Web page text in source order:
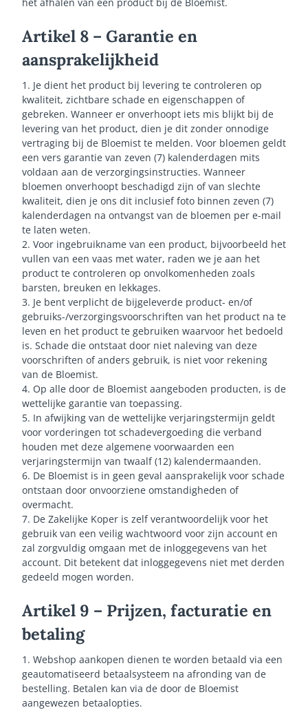
Artikel 8 – Garantie en
aansprakelijkheid
1. Je dient het product bij levering te controleren op
kwaliteit, zichtbare schade en eigenschappen of
gebreken. Wanneer er onverhoopt iets mis blijkt bij de
levering van het product, dien je dit zonder onnodige
vertraging bij de Bloemist te melden. Voor bloemen geldt
een vers garantie van zeven (7) kalenderdagen mits
voldaan aan de verzorgingsinstructies. Wanneer
bloemen onverhoopt beschadigd zijn of van slechte
kwaliteit, dien je ons dit inclusief foto binnen zeven (7)
kalenderdagen na ontvangst van de bloemen per e-mail
te laten weten.
2. Voor ingebruikname van een product, bijvoorbeeld het
vullen van een vaas met water, raden we je aan het
product te controleren op onvolkomenheden zoals
barsten, breuken en lekkages.
3. Je bent verplicht de bijgeleverde product- en/of
gebruiks-/verzorgingsvoorschriften van het product na te
leven en het product te gebruiken waarvoor het bedoeld
is. Schade die ontstaat door niet naleving van deze
voorschriften of anders gebruik, is niet voor rekening
van de Bloemist.
4. Op alle door de Bloemist aangeboden producten, is de
wettelijke garantie van toepassing.
5. In afwijking van de wettelijke verjaringstermijn geldt
voor vorderingen tot schadevergoeding die verband
houden met deze algemene voorwaarden een
verjaringstermijn van twaalf (12) kalendermaanden.
6. De Bloemist is in geen geval aansprakelijk voor schade
ontstaan door onvoorziene omstandigheden of
overmacht.
7. De Zakelijke Koper is zelf verantwoordelijk voor het
gebruik van een veilig wachtwoord voor zijn account en
zal zorgvuldig omgaan met de inloggegevens van het
account. Dit betekent dat inloggegevens niet met derden
gedeeld mogen worden.
Artikel 9 – Prijzen, facturatie en
betaling
1. Webshop aankopen dienen te worden betaald via een
geautomatiseerd betaalsysteem na afronding van de
bestelling. Betalen kan via de door de Bloemist
aangewezen betaalopties.